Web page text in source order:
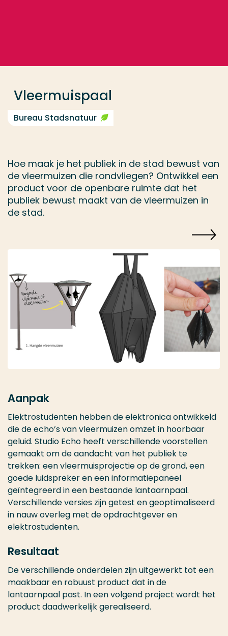
Vleermuispaal
Bureau Stadsnatuur
Hoe maak je het publiek in de stad bewust van
de vleermuizen die rondvliegen? Ontwikkel een
product voor de openbare ruimte dat het
publiek bewust maakt van de vleermuizen in
de stad.
Aanpak
Elektrostudenten hebben de elektronica ontwikkeld
die de echo’s van vleermuizen omzet in hoorbaar
geluid. Studio Echo heeft verschillende voorstellen
gemaakt om de aandacht van het publiek te
trekken: een vleermuisprojectie op de grond, een
goede luidspreker en een informatiepaneel
geïntegreerd in een bestaande lantaarnpaal.
Verschillende versies zijn getest en geoptimaliseerd
in nauw overleg met de opdrachtgever en
elektrostudenten.
Resultaat
De verschillende onderdelen zijn uitgewerkt tot een
maakbaar en robuust product dat in de
lantaarnpaal past. In een volgend project wordt het
product daadwerkelijk gerealiseerd.
Contact